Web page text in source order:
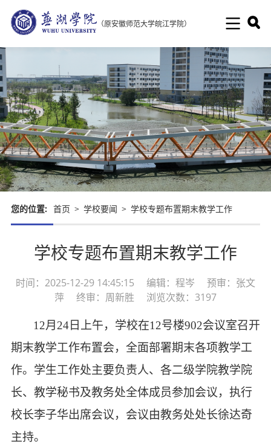
（原安徽师范大学皖江学院）
您的位置: 首页 > 学校要闻 > 学校专题布置期末教学工作
学校专题布置期末教学工作
时间：2025-12-29 14:45:15 编辑：程岑 预审：张文
萍 终审：周新胜 浏览次数：3197
12月24日上午，学校在12号楼902会议室召开
期末教学工作布置会，全面部署期末各项教学工
作。学生工作处主要负责人、各二级学院教学院
长、教学秘书及教务处全体成员参加会议，执行
校长李子华出席会议，会议由教务处处长徐达奇
主持。